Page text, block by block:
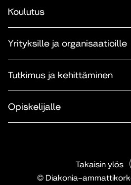
Koulutus
Yrityksille ja organisaatioille
Tutkimus ja kehittäminen
Opiskelijalle
©
Takaisin ylös